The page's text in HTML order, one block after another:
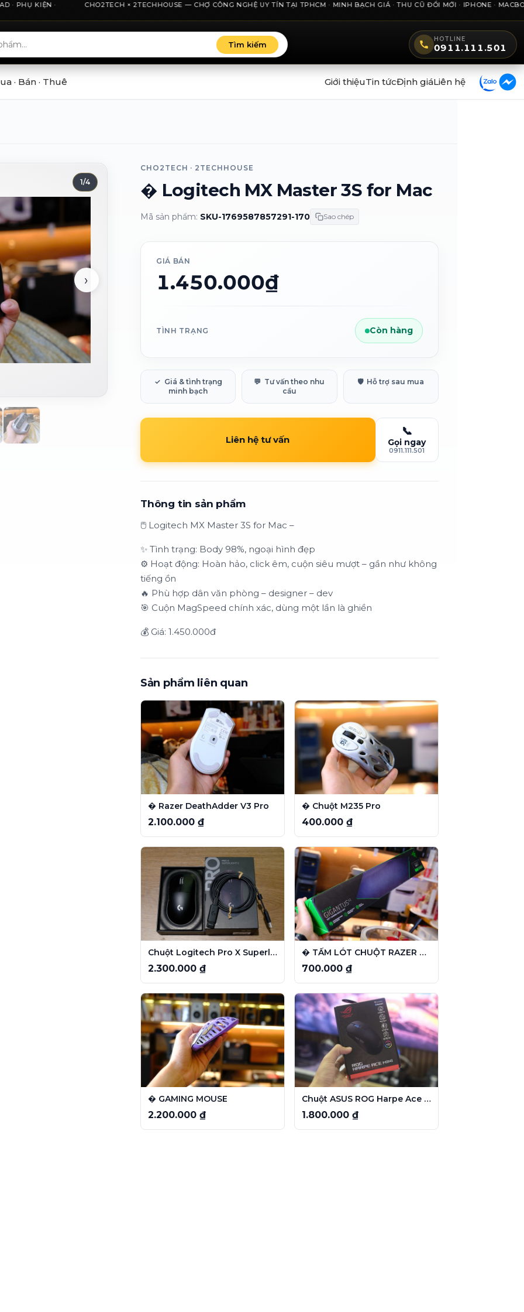
phố Hồ Chí Minh, minh bạch giá và thu cũ đổi mới.
PHỤ KIỆN · CHO2TECH × 2TECHHOUSE — CHỢ CÔNG NGHỆ UY TÍN TẠI TPHCM · MINH BẠCH GIÁ · THU CŨ ĐỔI MỚI · IPHONE ·
Tìm kiếm
HOTLINE
0911.111.501
· Bán · Thuê Giới thiệuTin tứcĐịnh giáLiên hệ
›
1/4
CHO2TECH · 2TECHHOUSE
�️ Logitech MX Master 3S for Mac
Mã sản phẩm: SKU-1769587857291-170 Sao chép
GIÁ BÁN
1.450.000₫
TÌNH TRẠNG Còn hàng
✓ Giá & tình trạng
minh bạch
💬 Tư vấn theo nhu
cầu
🛡️ Hỗ trợ sau mua
Liên hệ tư vấn
📞
Gọi ngay
0911.111.501
Thông tin sản phẩm
🖱️ Logitech MX Master 3S for Mac –
✨ Tình trạng: Body 98%, ngoại hình đẹp
⚙️ Hoạt động: Hoàn hảo, click êm, cuộn siêu mượt – gần như không
tiếng ồn
🔥 Phù hợp dân văn phòng – designer – dev
🎯 Cuộn MagSpeed chính xác, dùng một lần là ghiền
💰 Giá: 1.450.000đ
Sản phẩm liên quan
�️ Razer DeathAdder V3 Pro
2.100.000 ₫
�️ Chuột M235 Pro
400.000 ₫
Chuột Logitech Pro X Superlight 2
2.300.000 ₫
� TẤM LÓT CHUỘT RAZER GIGANTUS V2
700.000 ₫
�️ GAMING MOUSE
2.200.000 ₫
Chuột ASUS ROG Harpe Ace Aim Lab Edition
1.800.000 ₫